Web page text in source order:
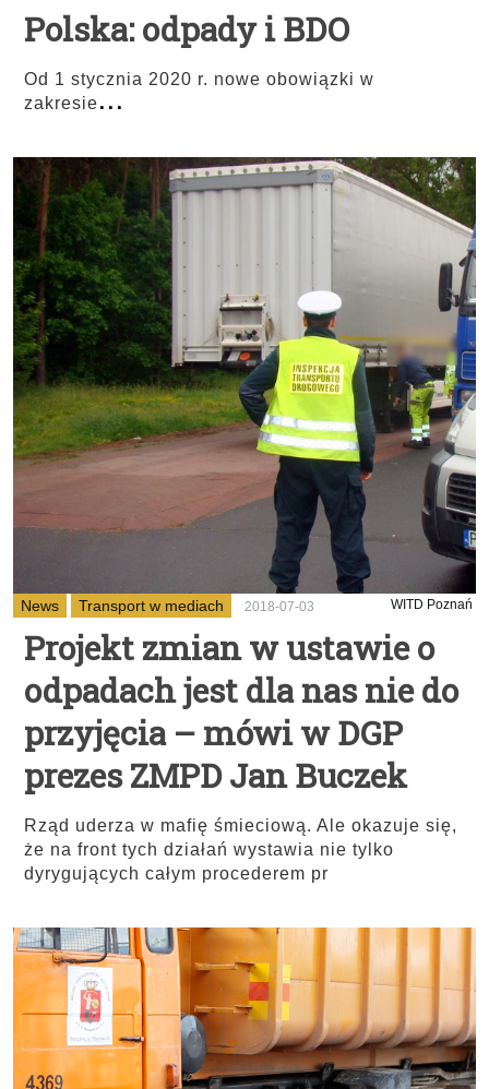
Polska: odpady i BDO
Od 1 stycznia 2020 r. nowe obowiązki w
zakresie...
News Transport w mediach 2018-07-03 WITD Poznań
Projekt zmian w ustawie o
odpadach jest dla nas nie do
przyjęcia – mówi w DGP
prezes ZMPD Jan Buczek
Rząd uderza w mafię śmieciową. Ale okazuje się,
że na front tych działań wystawia nie tylko
dyrygujących całym procederem pr